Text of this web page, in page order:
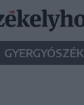
GYERGYÓSZÉK